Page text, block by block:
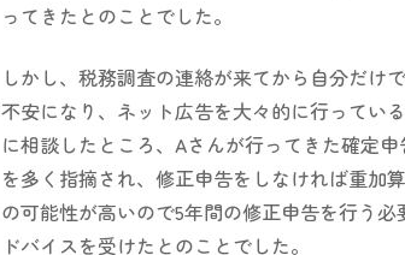
ってきたとのことでした。
しかし、税務調査の連絡が来てから自分だけ
不安になり、ネット広告を大々的に行ってい
に相談したところ、Aさんが行ってきた確定
を多く指摘され、修正申告をしなければ重加
の可能性が高いので5年間の修正申告を行う必
ドバイスを受けたとのことでした。